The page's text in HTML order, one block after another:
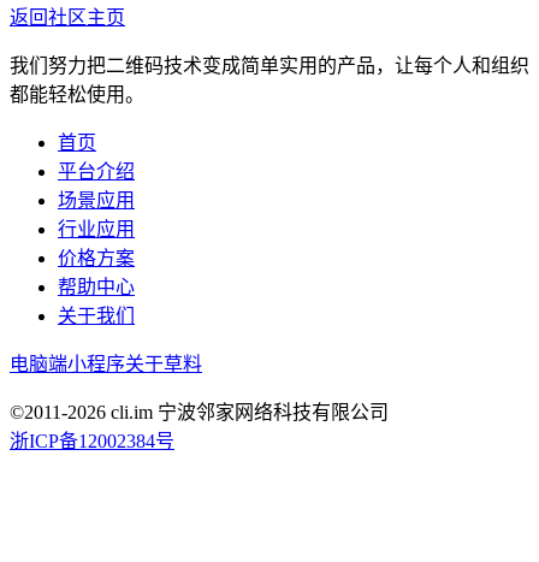
返回社区主页
我们努力把二维码技术变成简单实用的产品，让每个人和组织
都能轻松使用。
首页
平台介绍
场景应用
行业应用
价格方案
帮助中心
关于我们
电脑端小程序关于草料
©2011-2026 cli.im 宁波邻家网络科技有限公司
浙ICP备12002384号